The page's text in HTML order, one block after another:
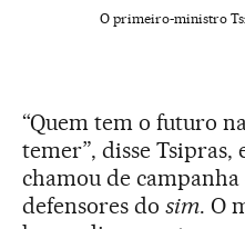
O primeiro-ministro
“Quem tem o futuro
temer”, disse Tsipras,
chamou de
defensores do sim. O